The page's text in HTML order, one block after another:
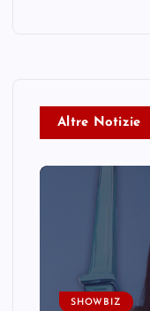
Altre Notizie
SHOWBIZ